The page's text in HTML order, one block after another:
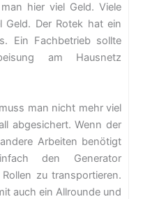
hier viel Geld. Viele
Geld. Der Rotek hat ein
Ein Fachbetrieb sollte
am Hausnetz
man nicht mehr viel
abgesichert. Wenn der
Arbeiten benötigt
den Generator
zu transportieren.
auch ein Allrounde und